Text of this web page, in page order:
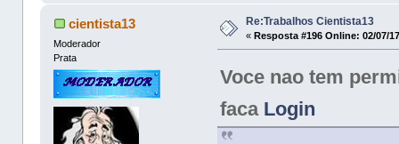
cientista13
Moderador
Prata
Re:Trabalhos Cientista13
«Resposta #196 Online: 02/07/
Voce nao tem
faca Login